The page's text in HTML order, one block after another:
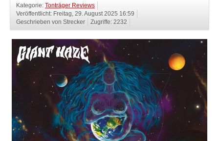
Kategorie:
Tonträger Reviews
Veröffentlicht: Freitag, 29. August 2025 16:59
Geschrieben von Strecker
Zugriffe: 2232